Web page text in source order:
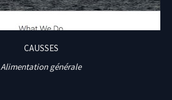
CAUSSES
Alimentation générale